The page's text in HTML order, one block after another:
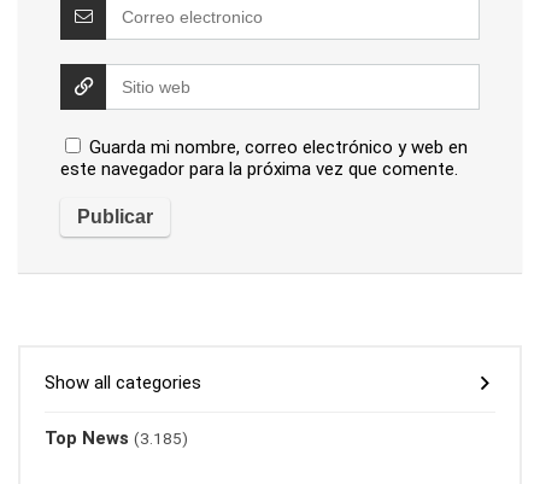
Guarda mi nombre, correo electrónico y web en
este navegador para la próxima vez que comente.
Show all categories
Top News (3.185)